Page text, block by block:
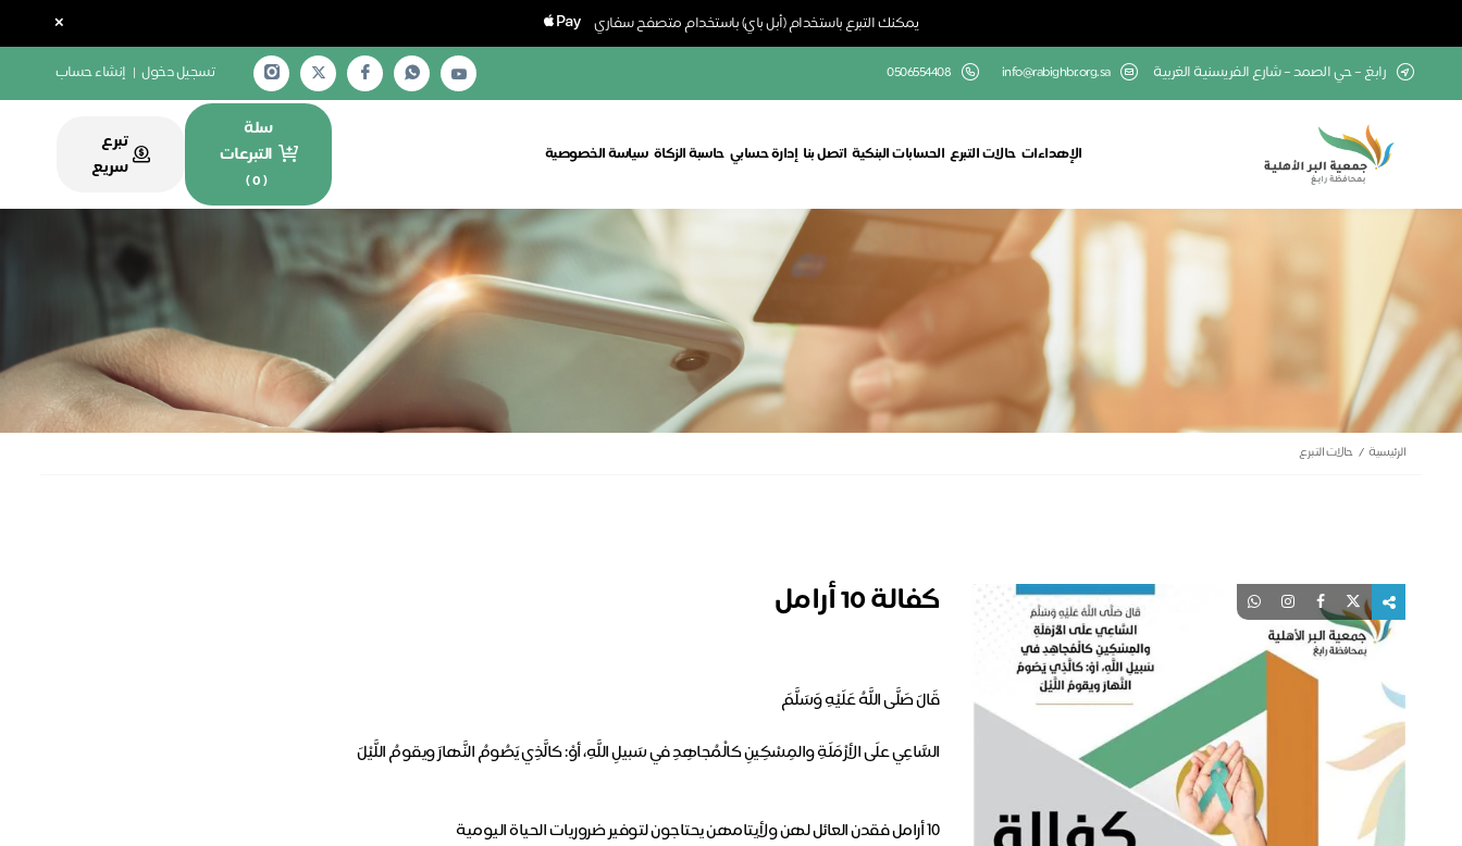
يمكنك التبرع باستخدام (أبل باي) باستخدام متصفح سفاري ×
رابغ – حي الصمد – شارع الفريسنية الغربية info@rabighbr.org.sa
0506554408 تسجيل دخول | إنشاء حساب
الإهداءات حالات التبرع الحسابات البنكية اتصل بنا إدارة حسابي حاسبة الزكاة سياسة الخصوصية
سلة
التبرعات
(
0
)
تبرع
سريع
الرئيسية حالات التبرع
كفالة 10 أرامل
‎السَّاعِي علَى الأرْمَلَةِ والمِسْكِينِ كالْمُجاهِدِ في سَبيلِ اللَّهِ، أوْ: كالَّذِي يَصُومُ النَّهارَ ويقومُ اللَّيْلَ
١٠ أرامل فقدن العائل لهن ولأيتامهن يحتاجون لتوفير ضروريات الحياة اليومية